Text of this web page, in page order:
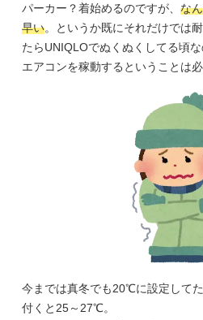
パーカー？着始めるのですが、 な
早い。というか既にそれだけでは
たらUNIQLOでぬくぬくしてる頃な
エアコンを稼動するということは
今までは真冬でも20℃に設定して
付くと25～27℃。